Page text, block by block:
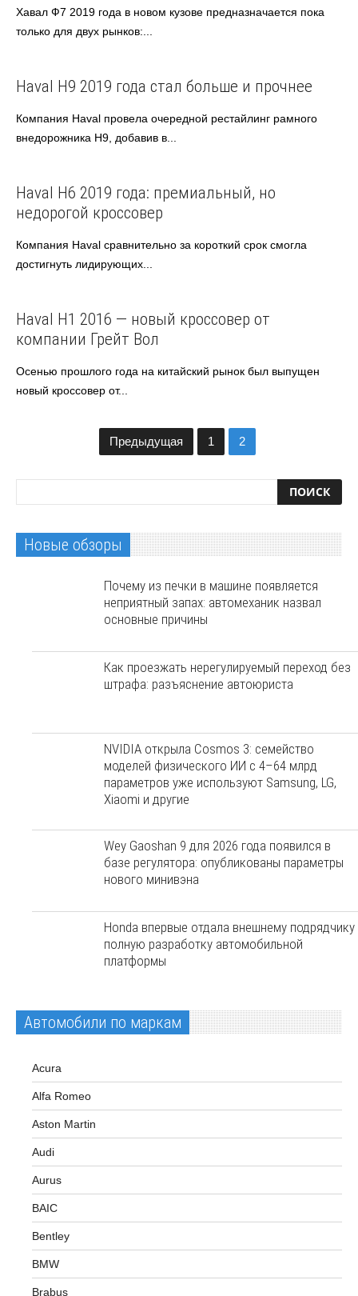
Хавал Ф7 2019 года в новом кузове предназначается пока
только для двух рынков:...
Haval Азиатские авто
Haval H9 2019 года стал больше и прочнее
Компания Haval провела очередной рестайлинг рамного
внедорожника H9, добавив в...
Haval Азиатские авто
Haval H6 2019 года: премиальный, но
недорогой кроссовер
Компания Haval сравнительно за короткий срок смогла
достигнуть лидирующих...
Haval Азиатские авто
Haval H1 2016 — новый кроссовер от
компании Грейт Вол
Осенью прошлого года на китайский рынок был выпущен
новый кроссовер от...
Предыдущая 1 2
Новые обзоры
Почему из печки в машине появляется
неприятный запах: автомеханик назвал
основные причины
Как проезжать нерегулируемый переход без
штрафа: разъяснение автоюриста
NVIDIA открыла Cosmos 3: семейство
моделей физического ИИ с 4–64 млрд
параметров уже используют Samsung, LG,
Xiaomi и другие
Wey Gaoshan 9 для 2026 года появился в
базе регулятора: опубликованы параметры
нового минивэна
Honda впервые отдала внешнему подрядчику
полную разработку автомобильной
платформы
Автомобили по маркам
Acura
Alfa Romeo
Aston Martin
Audi
Aurus
BAIC
Bentley
BMW
Brabus